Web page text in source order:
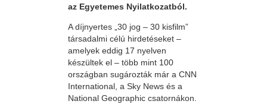
az Egyetemes Nyilatkozatból.
A díjnyertes „30 jog – 30 kisfilm”
társadalmi célú hirdetéseket –
amelyek eddig 17 nyelven
készültek el – több mint 100
országban sugározták már a CNN
International, a Sky News és a
National Geographic csatornákon.